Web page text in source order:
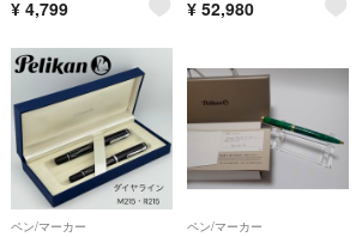
¥ 4,799 ¥ 52,980
ペン/マーカー ペン/マーカー